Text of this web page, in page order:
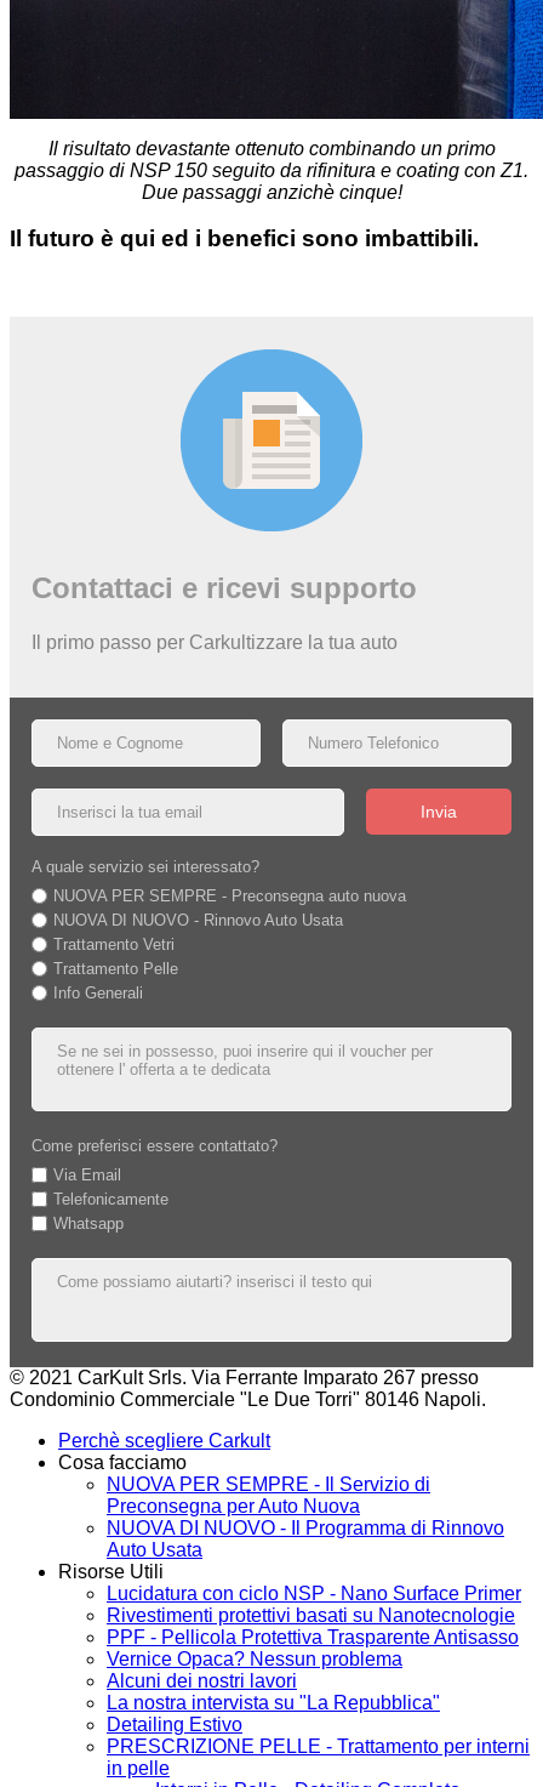
Il risultato devastante ottenuto combinando un primo
passaggio di NSP 150 seguito da rifinitura e coating con Z1.
Due passaggi anzichè cinque!
Il futuro è qui ed i benefici sono imbattibili.
Contattaci e ricevi supporto
Il primo passo per Carkultizzare la tua auto
Invia
A quale servizio sei interessato?
NUOVA PER SEMPRE - Preconsegna auto nuova
NUOVA DI NUOVO - Rinnovo Auto Usata
Trattamento Vetri
Trattamento Pelle
Info Generali
Come preferisci essere contattato?
Via Email
Telefonicamente
Whatsapp
© 2021 CarKult Srls. Via Ferrante Imparato 267 presso
Condominio Commerciale "Le Due Torri" 80146 Napoli.
Perchè scegliere Carkult
Cosa facciamo
NUOVA PER SEMPRE - Il Servizio di
Preconsegna per Auto Nuova
NUOVA DI NUOVO - Il Programma di Rinnovo
Auto Usata
Risorse Utili
Lucidatura con ciclo NSP - Nano Surface Primer
Rivestimenti protettivi basati su Nanotecnologie
PPF - Pellicola Protettiva Trasparente Antisasso
Vernice Opaca? Nessun problema
Alcuni dei nostri lavori
La nostra intervista su "La Repubblica"
Detailing Estivo
PRESCRIZIONE PELLE - Trattamento per interni
in pelle